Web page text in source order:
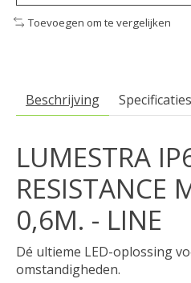
Toevoegen om te vergelijken
Beschrijving Specificaties
LUMESTRA
RESISTANCE
0,6M. - LINE
Dé ultieme LED-oplossing
omstandigheden.